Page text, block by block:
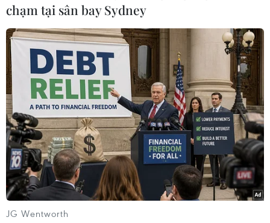
(TTXVN/Vietnam+)
chạm tại sân bay Sydney
JG Wentworth